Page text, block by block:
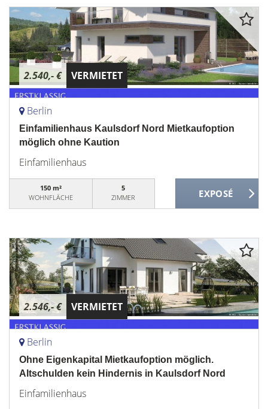
2.540,- € VERMIETET
Berlin
Einfamilienhaus Kaulsdorf Nord Mietkaufoption
möglich ohne Kaution
Einfamilienhaus
150 m²
WOHNFLÄCHE
5
ZIMMER
2.546,- € VERMIETET
Berlin
Ohne Eigenkapital Mietkaufoption möglich.
Altschulden kein Hindernis in Kaulsdorf Nord
Einfamilienhaus